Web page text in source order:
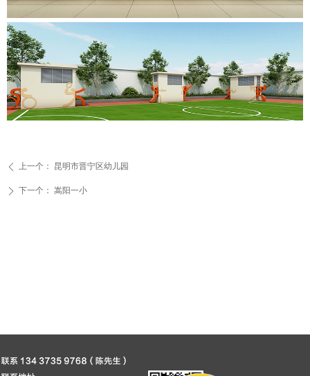
ꄴ 上一个： 昆明市晋宁区幼儿园
ꄲ 下一个： 嵩阳一小